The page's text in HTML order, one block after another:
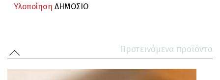
Υλοποίηση ΔΗΜΟΣΙΟ
Προτεινόμενα προϊόντα